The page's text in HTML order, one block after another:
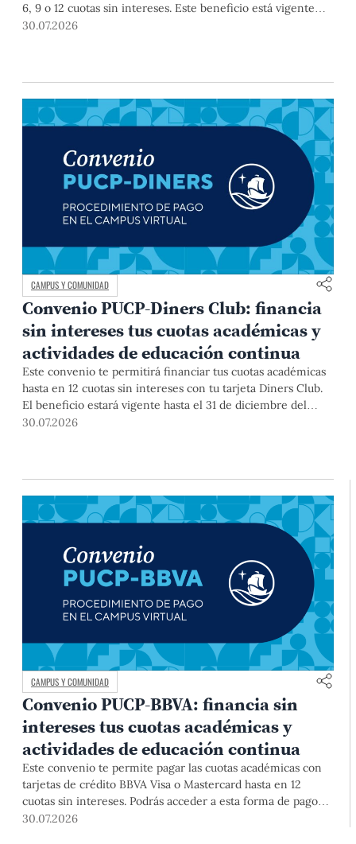
6, 9 o 12 cuotas sin intereses. Este beneficio está vigente
hasta el 31 de diciembre de 2026, y aplica para pagos de
30.07.2026
CAMPUS Y COMUNIDAD
Convenio PUCP-Diners Club: financia
sin intereses tus cuotas académicas y
actividades de educación continua
Este convenio te permitirá financiar tus cuotas académicas
hasta en 12 cuotas sin intereses con tu tarjeta Diners Club.
El beneficio estará vigente hasta el 31 de diciembre del
2026 para pregrado y posgrado, así como para deudas de
30.07.2026
CAMPUS Y COMUNIDAD
Convenio PUCP-BBVA: financia sin
intereses tus cuotas académicas y
actividades de educación continua
Este convenio te permite pagar las cuotas académicas con
tarjetas de crédito BBVA Visa o Mastercard hasta en 12
cuotas sin intereses. Podrás acceder a esta forma de pago
hasta el 31 de diciembre del 2026 para pregrado y posgrado,
30.07.2026